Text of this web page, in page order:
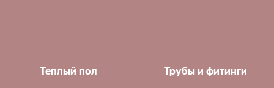
Теплый пол Трубы и фитинги